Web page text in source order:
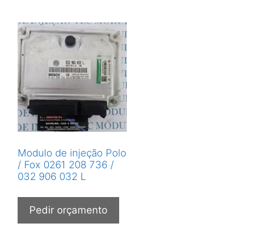
Modulo de injeção Polo
/ Fox 0261 208 736 /
032 906 032 L
Pedir orçamento